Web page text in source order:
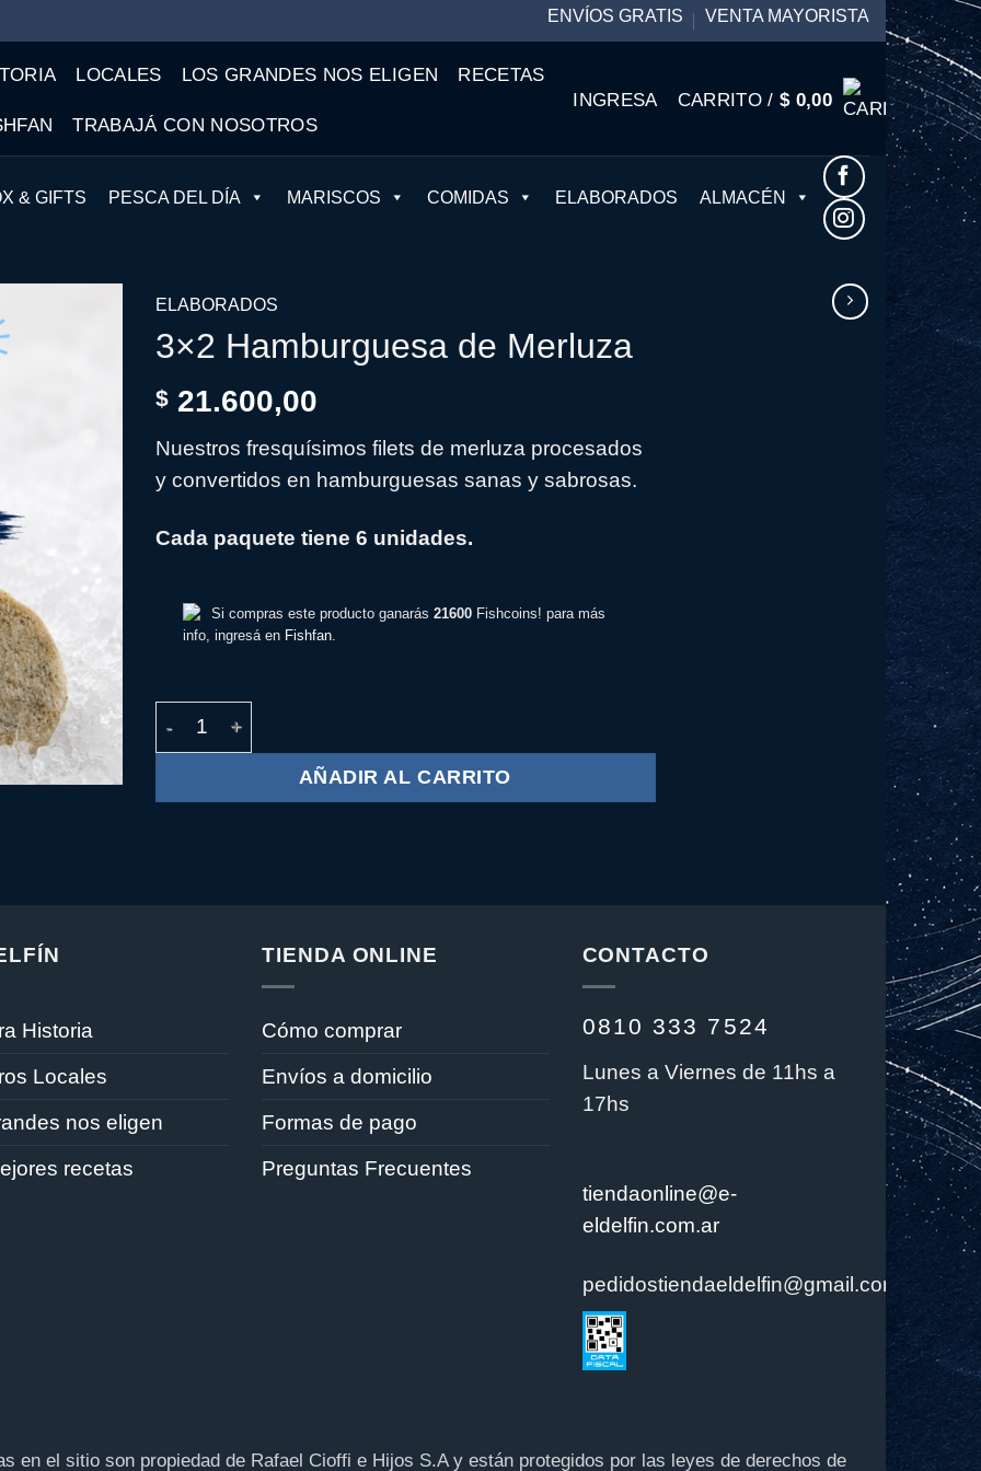
ENVÍOS GRATIS VENTA MAYORISTA
LOCALES LOS GRANDES NOS ELIGEN RECETAS
TRABAJÁ CON NOSOTROS
INGRESA CARRITO / $0,00
& GIFTS PESCA DEL DÍA MARISCOS COMIDAS ELABORADOS ALMACÉN
ELABORADOS
3×2 Hamburguesa de Merluza
$21.600,00
Nuestros fresquísimos filets de merluza procesados
y convertidos en hamburguesas sanas y sabrosas.
Cada paquete tiene 6 unidades.
Si compras este producto ganarás 21600Fishcoins! para más
info, ingresá en Fishfan.
AÑADIR AL CARRITO
Historia
Locales
nos eligen
recetas
TIENDA ONLINE
Cómo comprar
Envíos a domicilio
Formas de pago
Preguntas Frecuentes
CONTACTO
0810 333 7524
Lunes a Viernes de 11hs a
17hs
tiendaonline@e-
eldelfin.com.ar
pedidostiendaeldelfin@gmail.com
en el sitio son propiedad de Rafael Cioffi e Hijos S.A y están protegidos por las leyes de derechos de